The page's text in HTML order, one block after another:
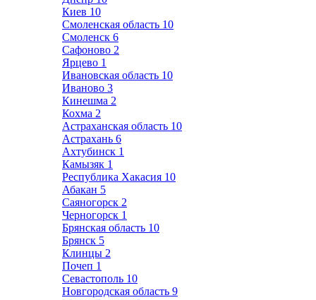
Киев 10
Смоленская область 10
Смоленск 6
Сафоново 2
Ярцево 1
Ивановская область 10
Иваново 3
Кинешма 2
Кохма 2
Астраханская область 10
Астрахань 6
Ахтубинск 1
Камызяк 1
Республика Хакасия 10
Абакан 5
Саяногорск 2
Черногорск 1
Брянская область 10
Брянск 5
Клинцы 2
Почеп 1
Севастополь 10
Новгородская область 9